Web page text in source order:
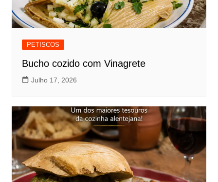
PETISCOS
Bucho cozido com Vinagrete
Julho 17, 2026